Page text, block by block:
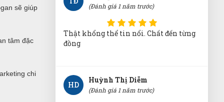
sẽ giúp
tâm đặc
chi
(Đánh giá 1 năm trước)
Thật khổng thể tin nổi. Chất đến từng
đồng
HD
Huỳnh Thị Diễm
(Đánh giá 1 năm trước)